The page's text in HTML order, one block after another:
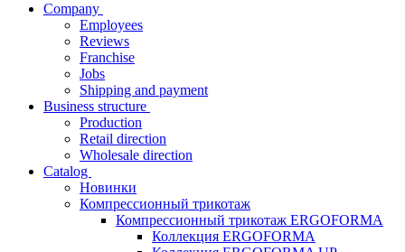
Company
Employees
Reviews
Franchise
Jobs
Shipping and payment
Business structure
Production
Retail direction
Wholesale direction
Catalog
Новинки
Компрессионный трикотаж
Компрессионный трикотаж ERGOFORMA
Коллекция ERGOFORMA